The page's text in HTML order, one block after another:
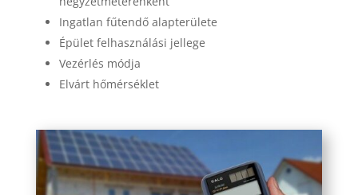
Ingatlan fűtendő alapterülete
Épület felhasználási jellege
Vezérlés módja
Elvárt hőmérséklet